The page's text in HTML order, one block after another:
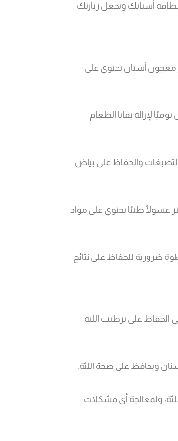
أسنانك وتجعل زيارتك
معجون أسنان يحتوي على
لإزالة بقايا الطعام
التصبغات والحفاظ على بياض
غسولًا طبيًا يحتوي على مواد
ضرورية للحفاظ على نتائج
الحفاظ على ترطيب اللثة
ويحافظ على صحة اللثة.
ولمعالجة أي مشكلات